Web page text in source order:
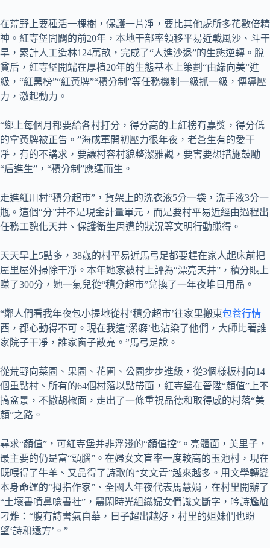
在荒野上要種活一棵樹，保護一片凈，要比其他處所多花數倍精
神。紅寺堡開闢的前20年，本地干部率領移平易近戰風沙、斗干
旱，累計人工造林124萬畝，完成了“人進沙退”的生態逆轉。脫
貧后，紅寺堡開端在厚植20年的生態基本上策劃“由綠向美”進
級，“紅黑榜”“紅黃牌”“積分制”等任務機制一級抓一級，傳導壓
力，激起動力。
“鄉上每個月都要給各村打分，得分高的上紅榜有嘉獎，得分低
的拿黃牌被正告。”海成軍開初壓力很年夜，老蒼生有的愛干
凈，有的不講求，要讓村容村貌整潔雅觀，要害要想措施鼓勵
“后進生”，“積分制”應運而生。
走進紅川村“積分超市”，貨架上的洗衣液5分一袋，洗手液3分一
瓶。這個“分”并不是現金計量單元，而是要村平易近經由過程出
任務工醜化天井、保護衛生周遭的狀況等文明行動賺得。
天天早上5點多，38歲的村平易近馬弓足都要趕在家人起床前把
屋里屋外掃除干凈。本年她家被村上評為“漂亮天井”，積分賬上
賺了300分，她一氣兒從“積分超市”兌換了一年夜堆日用品。
“鄰人們看我年夜包小提地從村‘積分超市’往家里搬東包養行情
西，都心動得不可。現在我這‘潔癖’也沾染了他們，大師比著誰
家院子干凈，誰家窗子敞亮。”馬弓足說。
從荒野向菜園、果園、花圃、公園步步進級，從3個樣板村向14
個重點村、所有的64個村落以點帶面，紅寺堡在晉陞“顏值”上不
搞盆景，不撒胡椒面，走出了一條重視品德和取得感的村落“美
顏”之路。
尋求“顏值”，可紅寺堡并非浮淺的“顏值控”。亮體面，美里子，
最主要的仍是富“頭腦”。在婦女文盲率一度較高的玉池村，現在
既喂得了牛羊、又品得了詩歌的“女文青”越來越多。用文學轉變
本身命運的“拇指作家”、全國人年夜代表馬慧娟，在村里開辦了
“土壤書噴鼻唸書社”，農閑時光組織婦女們識文斷字，吟詩尷尬
刁難：“腹有詩書氣自華，日子超出越好，村里的姐妹們也盼
望‘詩和遠方’。”